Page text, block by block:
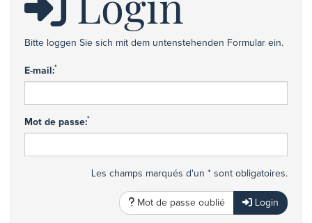
Bitte loggen Sie sich mit dem untenstehenden Formular ein.
E-mail:*
Mot de passe:*
Les champs marqués d'un * sont obligatoires.
Mot de passe oublié Login